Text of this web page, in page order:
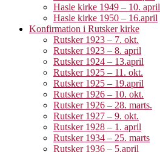
Hasle kirke 1949 – 10. april
Hasle kirke 1950 – 16.april
Konfirmation i Rutsker kirke
Rutsker 1923 – 7. okt.
Rutsker 1923 – 8. april
Rutsker 1924 – 13.april
Rutsker 1925 – 11. okt.
Rutsker 1925 – 19.april
Rutsker 1926 – 10. okt.
Rutsker 1926 – 28. marts.
Rutsker 1927 – 9. okt.
Rutsker 1928 – 1. april
Rutsker 1934 – 25. marts
Rutsker 1936 – 5.april